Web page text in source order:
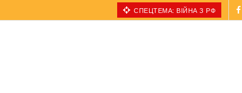
СПЕЦТЕМА: ВІЙНА З РФ